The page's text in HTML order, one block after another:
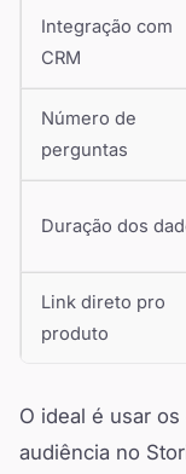
Integração com
CRM
Número de
perguntas
Duração dos
Link direto pro
produto
O ideal é usar
audiência no